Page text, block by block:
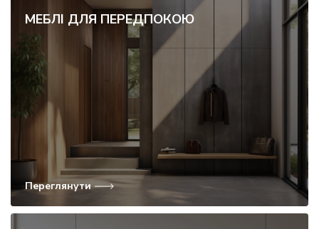
МЕБЛІ ДЛЯ ПЕРЕДПОКОЮ
Переглянути